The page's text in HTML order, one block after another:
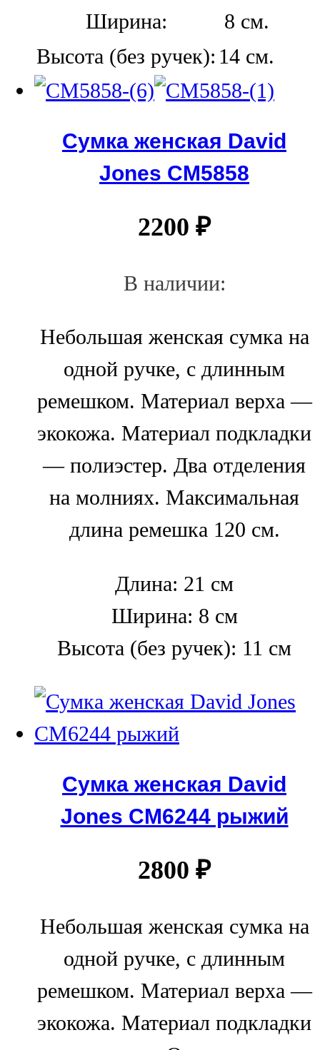
Ширина:
8 см.
Высота (без ручек): 14 см.
Сумка женская David
Jones СМ5858
2200 ₽
В наличии:
Небольшая женская сумка на
одной ручке, с длинным
ремешком. Материал верха —
экокожа. Материал подкладки
— полиэстер. Два отделения
на молниях. Максимальная
длина ремешка 120 см.
Длина: 21 см
Ширина: 8 см
Высота (без ручек): 11 см
Сумка женская David
Jones СМ6244 рыжий
2800 ₽
Небольшая женская сумка на
одной ручке, с длинным
ремешком. Материал верха —
экокожа. Материал подкладки